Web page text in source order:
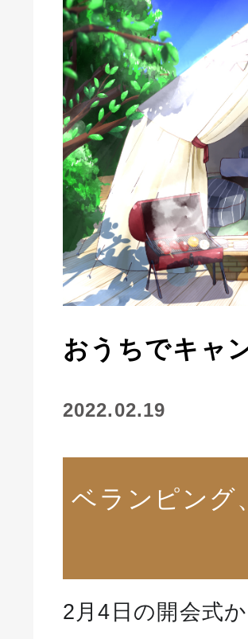
おうちでキャ
2022.02.19
ベランピング
2月4日の開会式